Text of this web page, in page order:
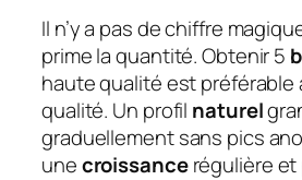
Il n’y a pas de chiffre
prime la quantité. Obtenir 5
haute qualité est préférable
qualité. Un profil naturel
graduellement sans pics
unecroissancerégulière et